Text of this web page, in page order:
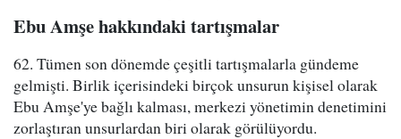
Ebu Amşe hakkındaki tartışmalar
62. Tümen son dönemde çeşitli tartışmalarla gündeme
gelmişti. Birlik içerisindeki birçok unsurun kişisel olarak
Ebu Amşe'ye bağlı kalması, merkezi yönetimin denetimini
zorlaştıran unsurlardan biri olarak görülüyordu.